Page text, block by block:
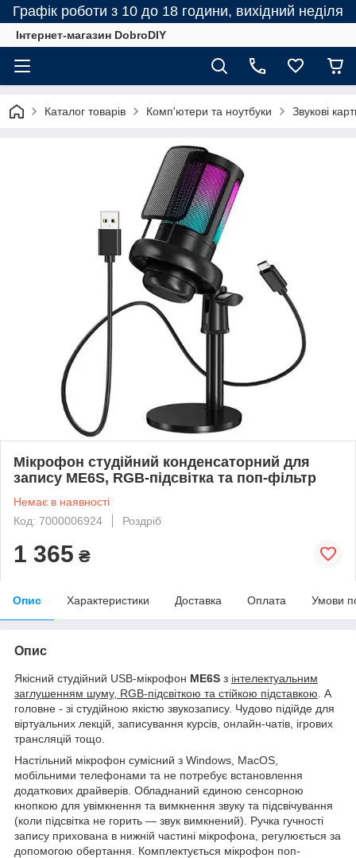
Графік роботи з 10 до 18 години, вихідний неділя
Інтернет-магазин DobroDIY
Каталог товарів Комп'ютери та ноутбуки Звукові
Мікрофон студійний конденсаторний для
запису ME6S, RGB-підсвітка та поп-фільтр
Немає в наявності
Код: 7000006924
Роздріб
1 365 ₴
Опис Характеристики Доставка Оплата Умови
Опис
Якісний студійний USB-мікрофон ME6S з інтелектуальним
заглушенням шуму, RGB-підсвіткою та стійкою підставкою . А
головне - зі студійною якістю звукозапису. Чудово підійде для
віртуальних лекцій, записування курсів, онлайн-чатів, ігрових
трансляцій тощо.
Настільний мікрофон сумісний з Windows, MacOS,
мобільними телефонами та не потребує встановлення
додаткових драйверів. Обладнаний єдиною сенсорною
кнопкою для увімкнення та вимкнення звуку та підсвічування
(коли підсвітка не горить — звук вимкнений). Ручка гучності
запису прихована в нижній частині мікрофона, регулюється за
допомогою обертання. Комплектується мікрофон поп-